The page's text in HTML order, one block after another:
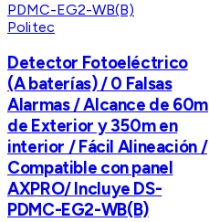
Politec
Detector Fotoeléctrico
(A baterías) / 0 Falsas
Alarmas / Alcance de 60m
de Exterior y 350m en
interior / Fácil Alineación /
Compatible con panel
AXPRO/ Incluye DS-
PDMC-EG2-WB(B)